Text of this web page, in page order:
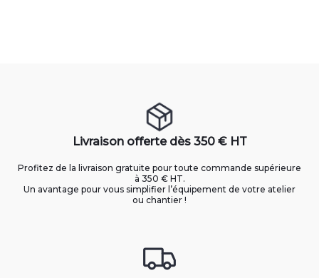
Livraison offerte dès 350 € HT
Profitez de la livraison gratuite pour toute commande supérieure
à 350 € HT.
Un avantage pour vous simplifier l’équipement de votre atelier
ou chantier !